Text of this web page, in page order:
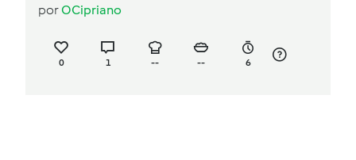
porOCipriano
0 1 -- -- 6